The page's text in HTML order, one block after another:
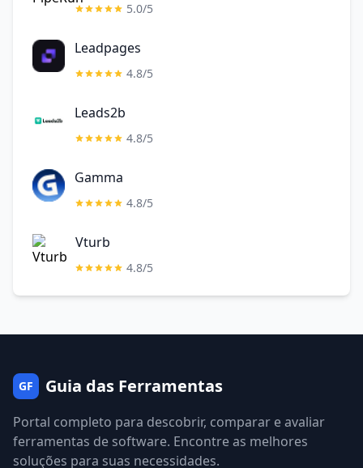
5.0/5
Leadpages
4.8/5
Leads2b
4.8/5
Gamma
4.8/5
Vturb
4.8/5
GF Guia das Ferramentas
Portal completo para descobrir, comparar e avaliar
ferramentas de software. Encontre as melhores
soluções para suas necessidades.